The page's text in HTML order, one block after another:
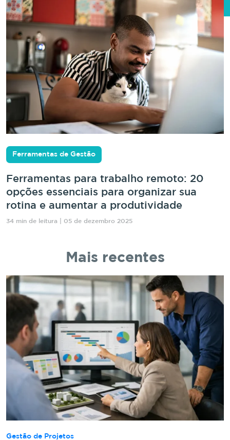
Ferramentas de Gestão
Ferramentas para trabalho remoto: 20
opções essenciais para organizar sua
rotina e aumentar a produtividade
34 min de leitura | 05 de dezembro 2025
Mais recentes
Gestão de Projetos